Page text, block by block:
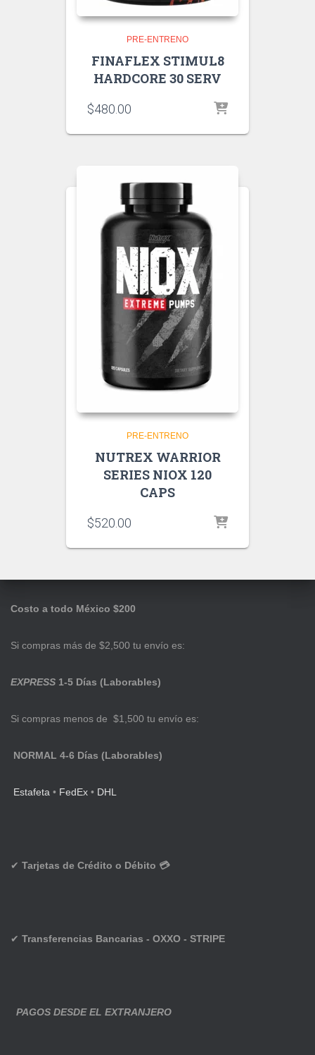
PRE-ENTRENO
FINAFLEX STIMUL8
HARDCORE 30 SERV
$480.00
PRE-ENTRENO
NUTREX WARRIOR
SERIES NIOX 120
CAPS
$520.00
Costo a todo México $200
Si compras más de $2,500 tu envío es:
EXPRESS 1-5 Días (Laborables)
Si compras menos de $1,500 tu envío es:
NORMAL 4-6 Días (Laborables)
Estafeta • FedEx • DHL
✔ Tarjetas de Crédito o Débito 💳
✔ Transferencias Bancarias - OXXO - STRIPE
PAGOS DESDE EL EXTRANJERO